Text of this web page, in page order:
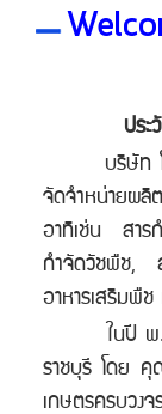
ประ
บริษัท โกลบ
จัดจำหน่ายผลิ
อาทิเช่น สาร
กำจัดวัชพืช, ส
อาหารเสริมพืช
ในปี พ.ศ.
ราชบุรี โดย คุ
เกษตรครบวง